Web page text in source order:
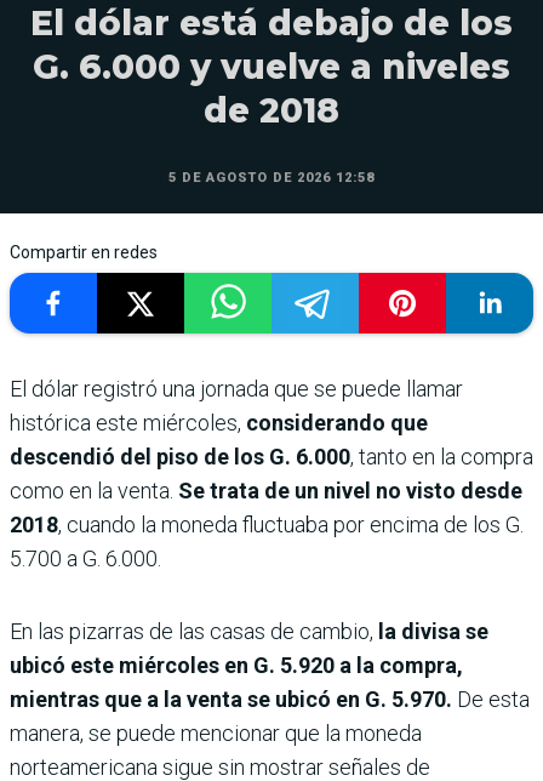
El dólar está debajo de los
G. 6.000 y vuelve a niveles
de 2018
5 DE AGOSTO DE 2026 12:58
Compartir en redes
El dólar registró una jornada que se puede llamar
histórica este miércoles, considerando que
descendió del piso de los G. 6.000, tanto en la compra
como en la venta. Se trata de un nivel no visto desde
2018, cuando la moneda fluctuaba por encima de los G.
5.700 a G. 6.000.
En las pizarras de las casas de cambio, la divisa se
ubicó este miércoles en G. 5.920 a la compra,
mientras que a la venta se ubicó en G. 5.970. De esta
manera, se puede mencionar que la moneda
norteamericana sigue sin mostrar señales de